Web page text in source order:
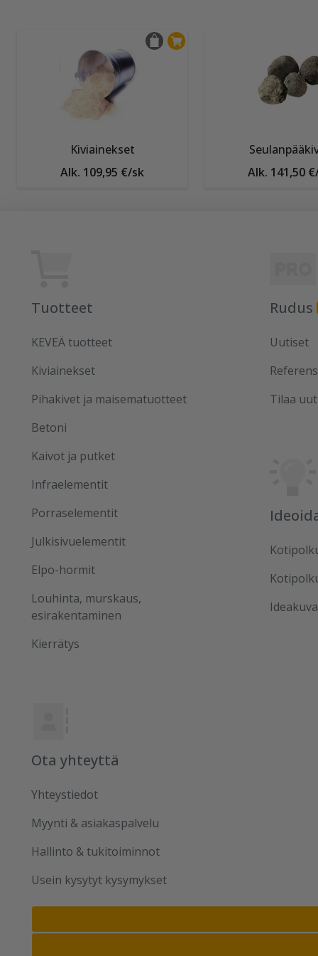
Kiviainekset
Alk. 109,95 €/sk
Alk. 141,50
Tuotteet
KEVEÄ tuotteet
Kiviainekset
Pihakivet ja maisematuotteet
Betoni
Kaivot ja putket
Infraelementit
Porraselementit
Julkisivuelementit
Elpo-hormit
Louhinta, murskaus,
esirakentaminen
Kierrätys
Rudus
Uutiset
Tilaa
Ota yhteyttä
Yhteystiedot
Myynti & asiakaspalvelu
Hallinto & tukitoiminnot
Usein kysytyt kysymykset